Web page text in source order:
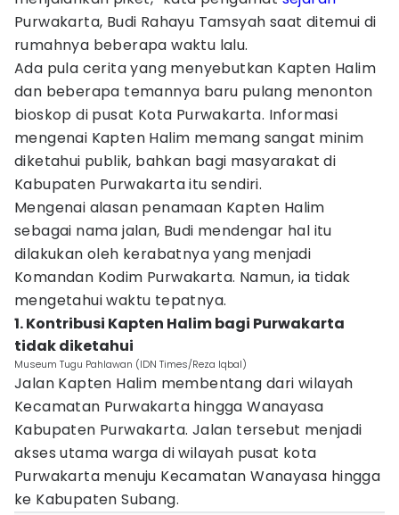
Purwakarta, Budi Rahayu Tamsyah saat ditemui di
rumahnya beberapa waktu lalu.
Ada pula cerita yang menyebutkan Kapten Halim
dan beberapa temannya baru pulang menonton
bioskop di pusat Kota Purwakarta. Informasi
mengenai Kapten Halim memang sangat minim
diketahui publik, bahkan bagi masyarakat di
Kabupaten Purwakarta itu sendiri.
Mengenai alasan penamaan Kapten Halim
sebagai nama jalan, Budi mendengar hal itu
dilakukan oleh kerabatnya yang menjadi
Komandan Kodim Purwakarta. Namun, ia tidak
mengetahui waktu tepatnya.
1. Kontribusi Kapten Halim bagi Purwakarta
tidak diketahui
Museum Tugu Pahlawan (IDN Times/Reza Iqbal)
Jalan Kapten Halim membentang dari wilayah
Kecamatan Purwakarta hingga Wanayasa
Kabupaten Purwakarta. Jalan tersebut menjadi
akses utama warga di wilayah pusat kota
Purwakarta menuju Kecamatan Wanayasa hingga
ke Kabupaten Subang.